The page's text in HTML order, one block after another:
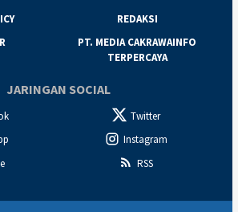
REDAKSI
PT. MEDIA CAKRAWAINFO
TERPERCAYA
JARINGAN SOCIAL
Twitter
Instagram
RSS